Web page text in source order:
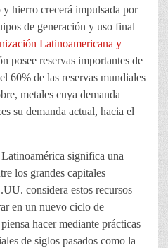
hierro crecerá impulsada por
de generación y uso final
Latinoamericana y
posee reservas importantes de
60% de las reservas mundiales
metales cuya demanda
su demanda actual, hacia el
significa una
los grandes capitales
considera estos recursos
en un nuevo ciclo de
hacer mediante prácticas
de siglos pasados como la